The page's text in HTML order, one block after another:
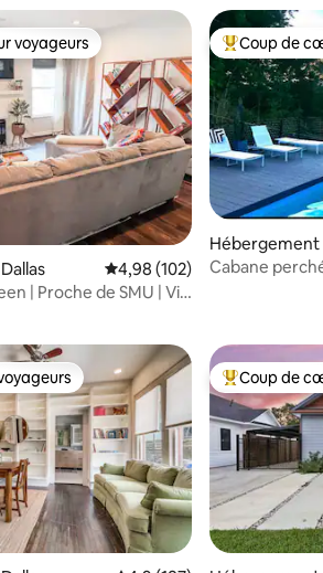
de 111 commentaires : 4,95 sur 5
les plus appréciés
voyageurs
Évaluation moyenne sur la
4,98 (102)
| Proche de SMU | Vie
Coups de
Coup de
Hébergement
Cabane
Coups de
Coup de